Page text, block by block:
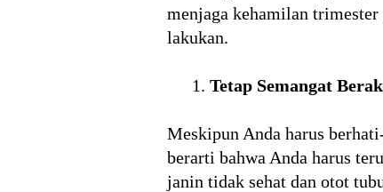
menjaga kehamilan
lakukan.
Tetap Semangat
Meskipun Anda harus
berarti bahwa Anda harus
janin tidak sehat dan otot